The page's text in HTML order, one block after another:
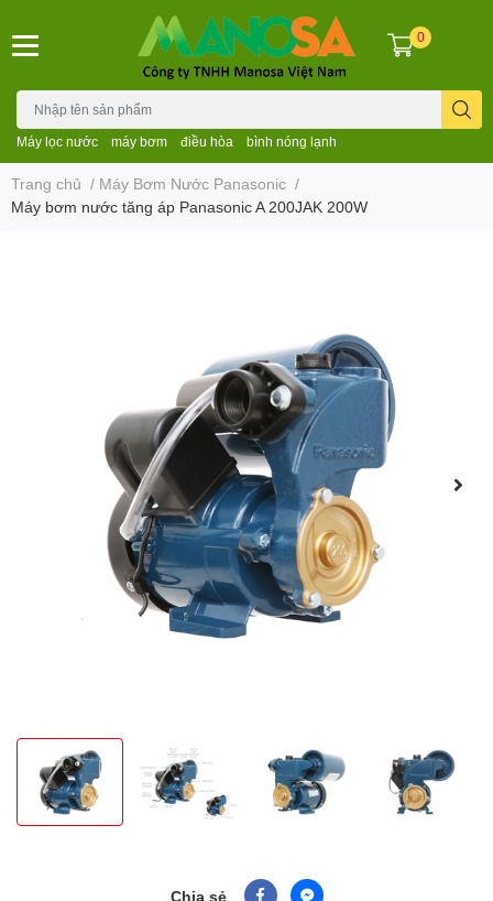
Máy lọc nước máy bơm điều hòa bình nóng lạnh
0
Trang chủ / Máy Bơm Nước Panasonic /
Máy bơm nước tăng áp Panasonic A 200JAK 200W
Chia sẻ